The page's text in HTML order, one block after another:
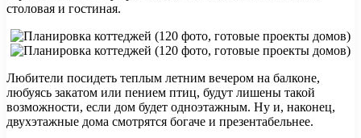
столовая и гостиная.
Любители посидеть теплым летним вечером на балконе,
любуясь закатом или пением птиц, будут лишены такой
возможности, если дом будет одноэтажным. Ну и, наконец,
двухэтажные дома смотрятся богаче и презентабельнее.